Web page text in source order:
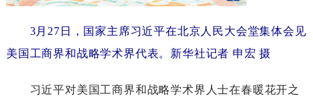
3月27日，国家主席习近平在北京人民大会堂集体会见
美国工商界和战略学术界代表。新华社记者申宏摄
习近平对美国工商界和战略学术界人士在春暖花开之